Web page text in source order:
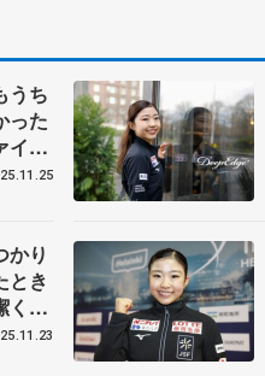
うち
った
イナ
える
かり
とき
く、
うな